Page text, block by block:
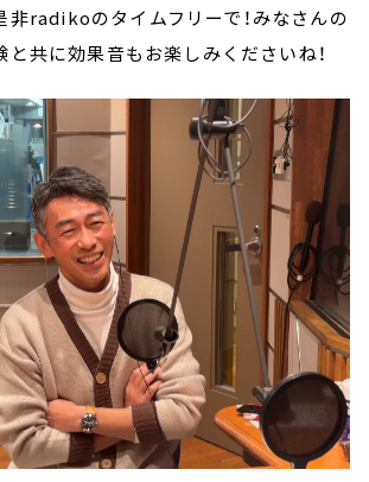
非radikoのタイムフリーで！みなさんの
と共に効果音もお楽しみくださいね！